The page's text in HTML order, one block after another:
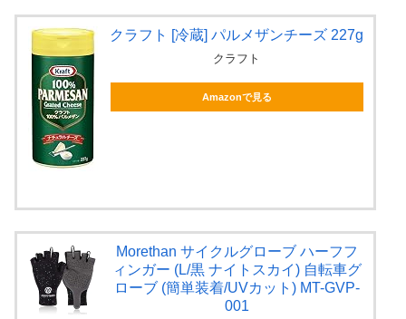
クラフト [冷蔵] パルメザンチーズ 227g
クラフト
Amazonで見る
Morethan サイクルグローブ ハーフフ
ィンガー (L/黒 ナイトスカイ) 自転車グ
ローブ (簡単装着/UVカット) MT-GVP-
001